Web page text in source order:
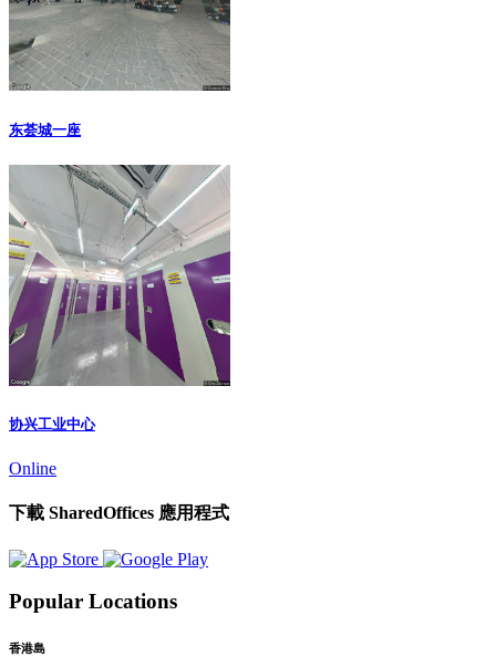
东荟城一座
协兴工业中心
Online
下載 SharedOffices 應用程式
Popular Locations
香港島